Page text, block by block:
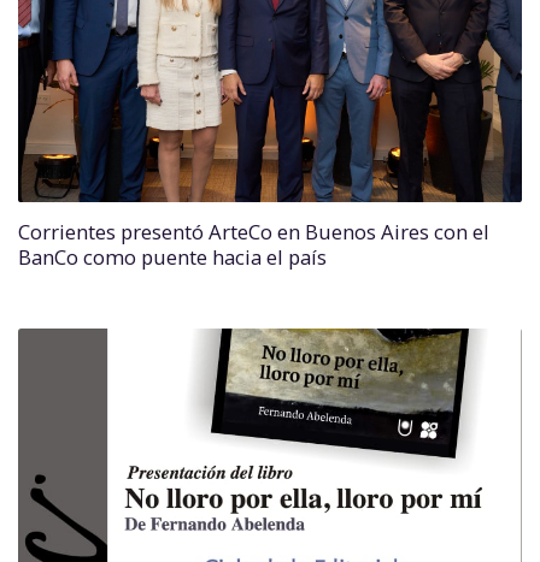
Corrientes presentó ArteCo en Buenos Aires con el
BanCo como puente hacia el país